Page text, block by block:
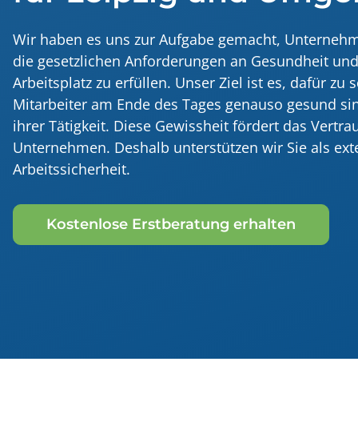
Inhouse
Lärmmessungen
Wir haben es uns zur Aufgabe gemacht,
die gesetzlichen Anforderungen an Gesundheit
Arbeitsplatz zu erfüllen. Unser Ziel ist es, dafür zu
Mitarbeiter am Ende des Tages genauso gesund
ihrer Tätigkeit. Diese Gewissheit fördert das
Unternehmen. Deshalb unterstützen wir Sie als
Arbeitssicherheit.
Kostenlose Erstberatung erhalten